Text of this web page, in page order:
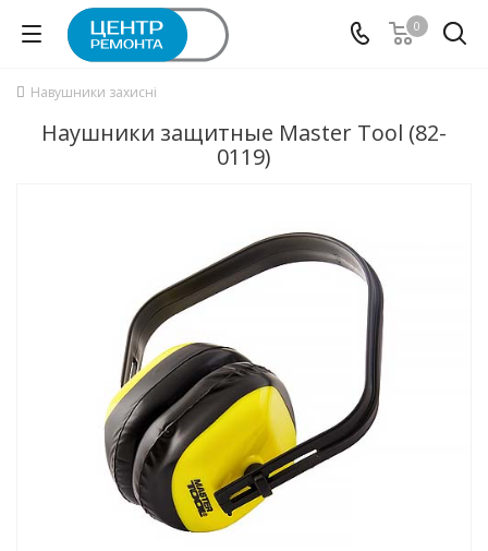
0
Навушники захисні
Наушники защитные Master Tool (82-
0119)